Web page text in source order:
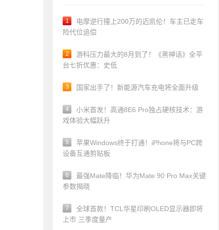
1
电摩逆行撞上200万的迈凯伦！车主已走车
险代位追偿
2
游科压力最大的8月到了！《黑神话》全平
台七折优惠：史低
3 国家出手了！新能源汽车充电将全面升级
4
小米首发！高通8E6 Pro独占硬核技术：游
戏体验大幅跃升
5
苹果Windows终于打通！iPhone将与PC跨
设备互通剪贴板
6
最强Mate降临！华为Mate 90 Pro Max关键
参数揭晓
7
全球首款！TCL华星印刷OLED显示器即将
上市 三季度量产